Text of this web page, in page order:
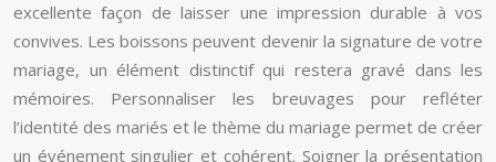
excellente façon de laisser une impression durable à vos
convives. Les boissons peuvent devenir la signature de votre
mariage, un élément distinctif qui restera gravé dans les
mémoires. Personnaliser les breuvages pour refléter
l’identité des mariés et le thème du mariage permet de créer
un événement singulier et cohérent. Soigner la présentation